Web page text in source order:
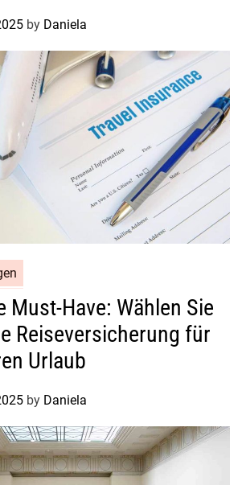
by Daniela
Must-Have: Wählen Sie
Reiseversicherung für
Urlaub
by Daniela